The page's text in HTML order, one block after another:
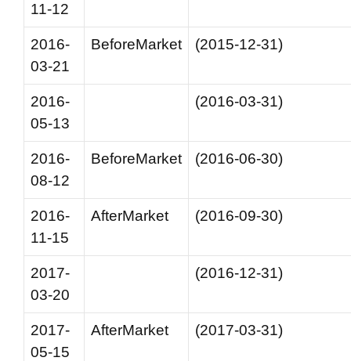
11-12
2016-
03-21
BeforeMarket (2015-12-31)
2016-
05-13
(2016-03-31)
2016-
08-12
BeforeMarket (2016-06-30)
2016-
11-15
AfterMarket (2016-09-30)
2017-
03-20
(2016-12-31)
2017-
05-15
AfterMarket (2017-03-31)